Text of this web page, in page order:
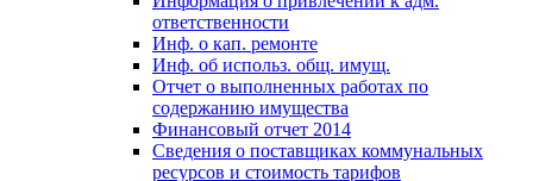
ответственности
Инф. о кап. ремонте
Инф. об использ. общ. имущ.
Отчет о выполненных работах по
содержанию имущества
Финансовый отчет 2014
Сведения о поставщиках коммунальных
ресурсов и стоимость тарифов